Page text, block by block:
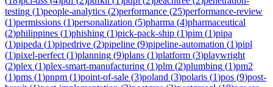
testing (1)people-analytics (2)performance (25)performance-review
(1)permissions (1)personalization (5)pharma (4)pharmaceutical
(2)philippines (1)phishing (1)pick-pack-ship (1)pim (1)pipa
(1)pipeda (1)pipedrive (2)pipeline (9)pipeline-automation (1)pipl
(1)pixel-perfect (1)planning (9)plans (1)platform (3)playwright
(2)plex (1)plex-smart-manufacturing (1)plm (2)plumbing (1)pm2
(1)pms (1)pnpm (1)point-of-sale (3)poland (3)polaris (1)pos (9)post-